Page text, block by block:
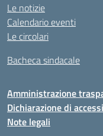
Le notizie
Calendario eventi
Le circolari
Bacheca sindacale
Amministrazione
Dichiarazione di
Note legali